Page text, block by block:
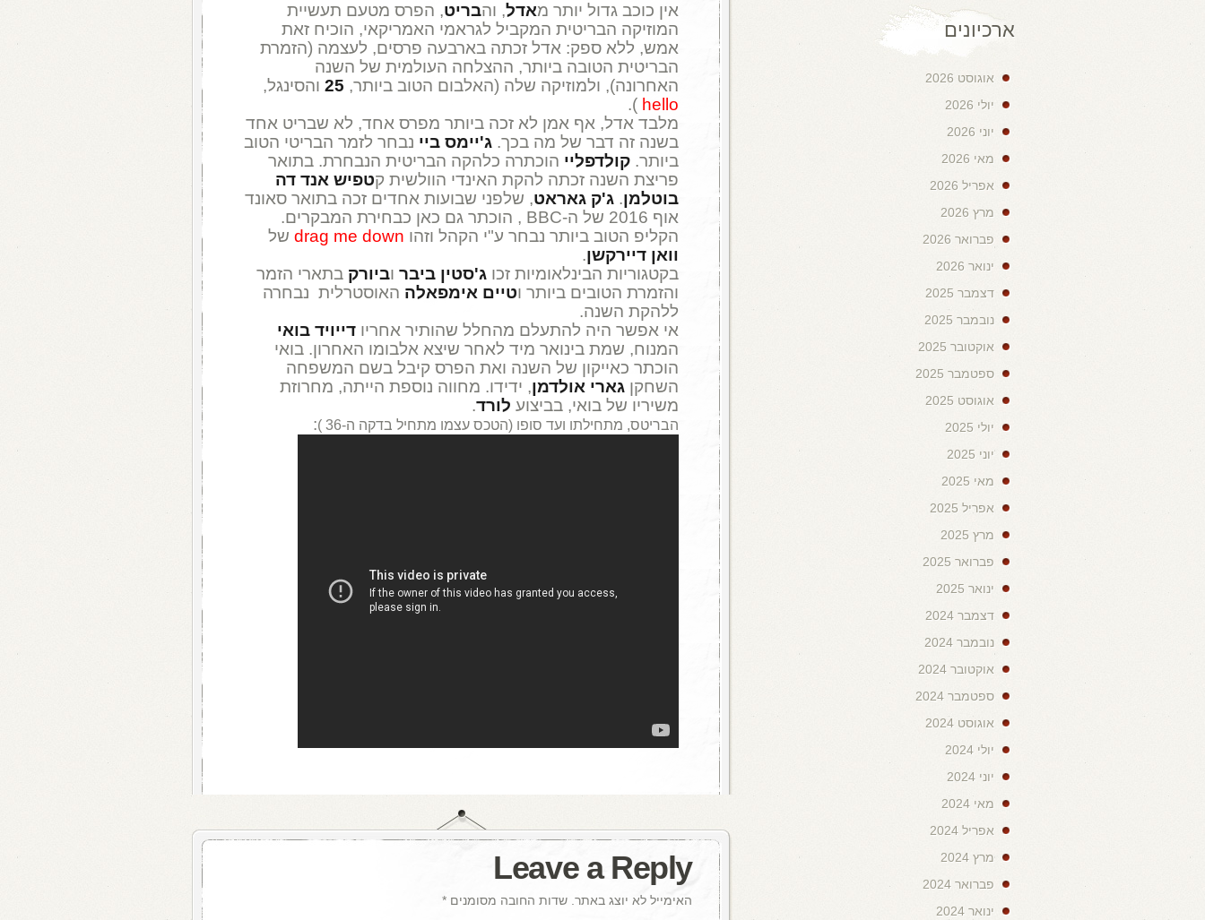
אין כוכב גדול יותר מאדל, והבריט, הפרס מטעם תעשיית
המוזיקה הבריטית המקביל לגראמי האמריקאי, הוכיח זאת
אמש, ללא ספק: אדל זכתה בארבעה פרסים, לעצמה (הזמרת
הבריטית הטובה ביותר, ההצלחה העולמית של השנה
האחרונה), ולמוזיקה שלה (האלבום הטוב ביותר, 25 והסינגל,
hello
).
מלבד אדל, אף אמן לא זכה ביותר מפרס אחד, לא שבריט אחד
בשנה זה דבר של מה בכך. ג'יימס ביי נבחר לזמר הבריטי הטוב
ביותר. קולדפליי הוכתרה כלהקה הבריטית הנבחרת. בתואר
פריצת השנה זכתה להקת האינדי הוולשית קטפיש אנד דה
בוטלמן. ג'ק גאראט, שלפני שבועות אחדים זכה בתואר סאונד
אוף 2016 של ה-BBC , הוכתר גם כאן כבחירת המבקרים.
הקליפ הטוב ביותר נבחר ע"י הקהל וזהו drag me down של
וואן דיירקשן.
בקטגוריות הבינלאומיות זכו ג'סטין ביבר וביורק בתארי הזמר
והזמרת הטובים ביותר וטיים אימפאלה האוסטרלית נבחרה
ללהקת השנה.
אי אפשר היה להתעלם מהחלל שהותיר אחריו דייויד בואי
המנוח, שמת בינואר מיד לאחר שיצא אלבומו האחרון. בואי
הוכתר כאייקון של השנה ואת הפרס קיבל בשם המשפחה
השחקן גארי אולדמן, ידידו. מחווה נוספת הייתה, מחרוזת
משיריו של בואי, בביצוע לורד.
הבריטס, מתחילתו ועד סופו (הטכס עצמו מתחיל בדקה ה-36 ) :
Leave a Reply
האימייל לא יוצג באתר. שדות החובה מסומנים *
ארכיונים
אוגוסט 2026
יולי 2026
יוני 2026
מאי 2026
אפריל 2026
מרץ 2026
פברואר 2026
ינואר 2026
דצמבר 2025
נובמבר 2025
אוקטובר 2025
ספטמבר 2025
אוגוסט 2025
יולי 2025
יוני 2025
מאי 2025
אפריל 2025
מרץ 2025
פברואר 2025
ינואר 2025
דצמבר 2024
נובמבר 2024
אוקטובר 2024
ספטמבר 2024
אוגוסט 2024
יולי 2024
יוני 2024
מאי 2024
אפריל 2024
מרץ 2024
פברואר 2024
ינואר 2024